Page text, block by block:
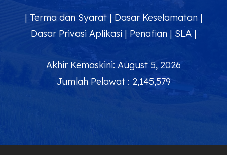
| Terma dan Syarat| Dasar Keselamatan|
Dasar Privasi Aplikasi| Penafian| SLA|
Akhir Kemaskini: August 5, 2026
Jumlah Pelawat : 2,145,579